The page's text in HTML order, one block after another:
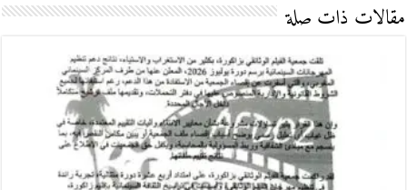
مقالات ذات صلة